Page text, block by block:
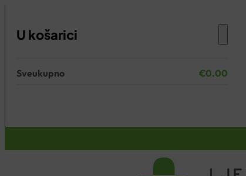
U košarici
Nema proizvoda u košarici.
Sveukupno €0.00